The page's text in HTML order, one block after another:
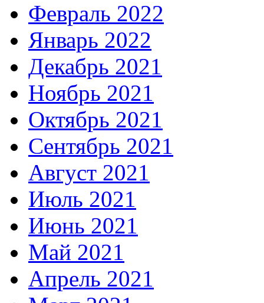
Февраль 2022
Январь 2022
Декабрь 2021
Ноябрь 2021
Октябрь 2021
Сентябрь 2021
Август 2021
Июль 2021
Июнь 2021
Май 2021
Апрель 2021